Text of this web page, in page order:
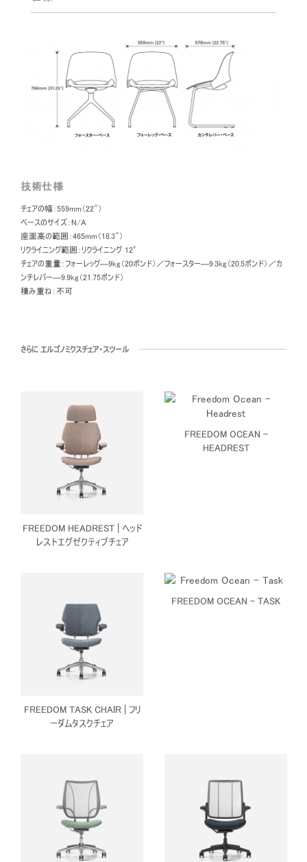
サインイン
SIGN IN WITH SSO
リファレンスコード
of the Year）に指名されました。ボーリグの年間最優秀国際デザイナー
賞（Bolig’s International Designer of the Year Award）に2度ノミネー
トされています。グローバルな経験も積んでおり英国ではトム・ディクソンの
デザインスタジオ（Tom Dixon's Design Studio）を率いフランスのデザイン
スクールl'ESADではデザイン学教授（Professor of Design）を務めスカン
ジナビアの高級ブランドジョージジェンセン（Georg Jensen）にはクリエーテ
ィブ・ディレクターとして務めました。
しました。
技術仕様
チェアの幅：559mm（22"）
ベースのサイズ：N/A
座面高の範囲：465mm（18.3"）
リクライニング範囲：リクライニング 12°
チェアの重量：フォーレッグ―9kg（20ポンド）／フォースター―9.3kg（20.5ポンド）／カ
ンチレバー―9.9kg（21.75ポンド）
積み重ね：不可
さらに エルゴノミクスチェア・スツール
FREEDOM HEADREST | ヘッド
レストエグゼクティブチェア
FREEDOM OCEAN -
HEADREST
FREEDOM TASK CHAIR | フリ
ーダムタスクチェア
FREEDOM OCEAN - TASK